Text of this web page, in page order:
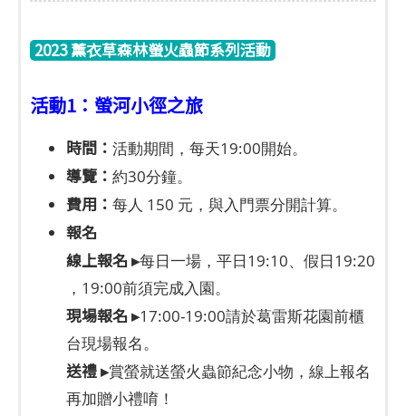
2023 薰衣草森林螢火蟲節系列活動
活動1：螢河小徑之旅
時間： 活動期間，每天19:00開始。
導覽： 約30分鐘。
費用： 每人 150 元，與入門票分開計算。
報名
線上報名 ▸每日一場，平日19:10、假日19:20
，19:00前須完成入園。
現場報名 ▸17:00-19:00請於葛雷斯花園前櫃
台現場報名。
送禮 ▸賞螢就送螢火蟲節紀念小物，線上報名
再加贈小禮唷！